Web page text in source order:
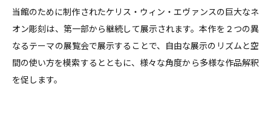
当館のために制作されたケリス・ウィン・エヴァンスの巨大なネ
オン彫刻は、第一部から継続して展示されます。本作を２つの異
なるテーマの展覧会で展示することで、自由な展示のリズムと空
間の使い方を模索するとともに、様々な角度から多様な作品解釈
を促します。